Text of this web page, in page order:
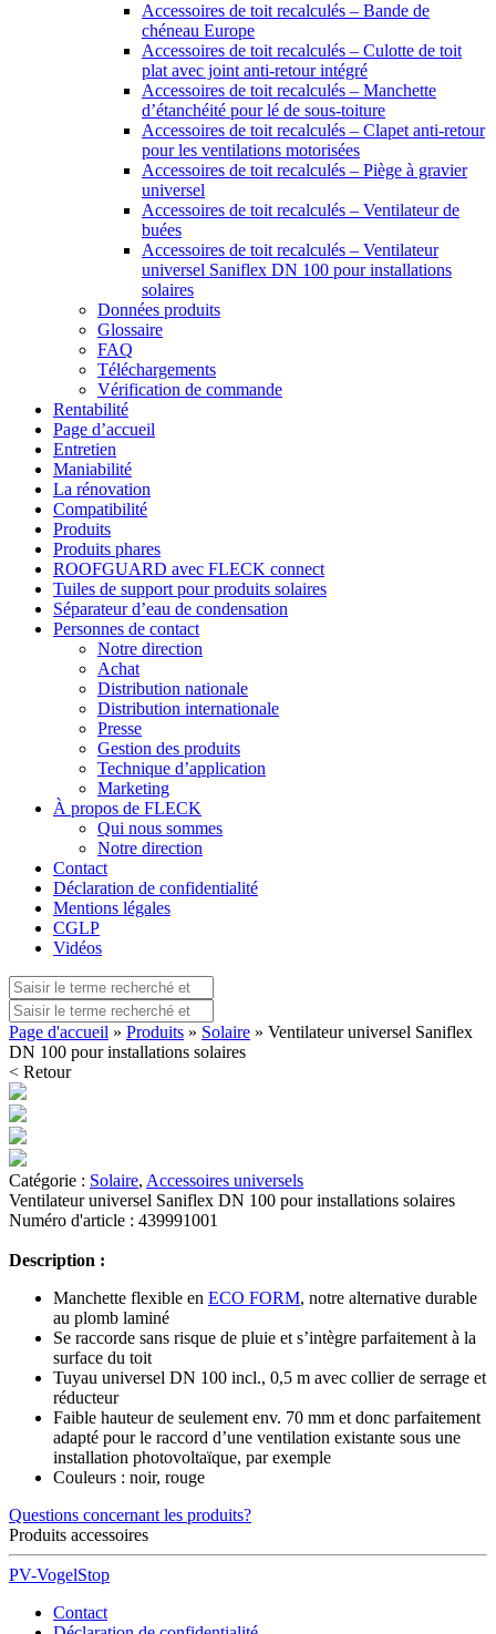
Accessoires de toit recalculés – Bande de
chéneau Europe
Accessoires de toit recalculés – Culotte de toit
plat avec joint anti-retour intégré
Accessoires de toit recalculés – Manchette
d’étanchéité pour lé de sous-toiture
Accessoires de toit recalculés – Clapet anti-retour
pour les ventilations motorisées
Accessoires de toit recalculés – Piège à gravier
universel
Accessoires de toit recalculés – Ventilateur de
buées
Accessoires de toit recalculés – Ventilateur
universel Saniflex DN 100 pour installations
solaires
Données produits
Glossaire
FAQ
Téléchargements
Vérification de commande
Rentabilité
Page d’accueil
Entretien
Maniabilité
La rénovation
Compatibilité
Produits
Produits phares
ROOFGUARD avec FLECK connect
Tuiles de support pour produits solaires
Séparateur d’eau de condensation
Personnes de contact
Notre direction
Achat
Distribution nationale
Distribution internationale
Presse
Gestion des produits
Technique d’application
Marketing
À propos de FLECK
Qui nous sommes
Notre direction
Contact
Déclaration de confidentialité
Mentions légales
CGLP
Vidéos
Page d'accueil » Produits » Solaire » Ventilateur universel Saniflex
DN 100 pour installations solaires
< Retour
Catégorie : Solaire, Accessoires universels
Ventilateur universel Saniflex DN 100 pour installations solaires
Numéro d'article : 439991001
Description :
Manchette flexible en ECO FORM, notre alternative durable
au plomb laminé
Se raccorde sans risque de pluie et s’intègre parfaitement à la
surface du toit
Tuyau universel DN 100 incl., 0,5 m avec collier de serrage et
réducteur
Faible hauteur de seulement env. 70 mm et donc parfaitement
adapté pour le raccord d’une ventilation existante sous une
installation photovoltaïque, par exemple
Couleurs : noir, rouge
Questions concernant les produits?
Produits accessoires
PV-VogelStop
Contact